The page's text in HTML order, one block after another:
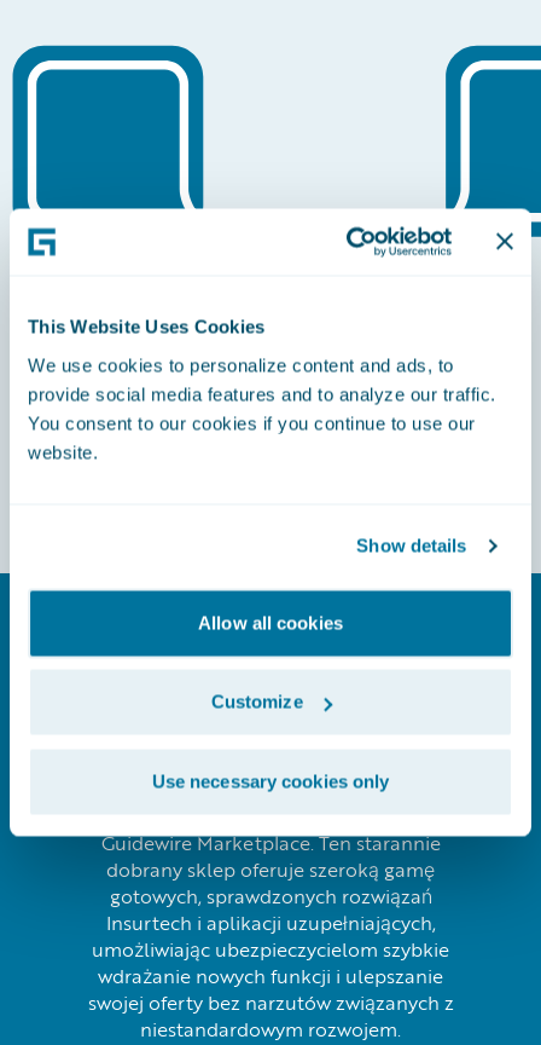
This Website Uses Cookies
We use cookies to personalize content and ads, to
provide social media features and to analyze our traffic.
You consent to our cookies if you continue to use our
website.
Show details
Allow all cookies
Customize
Use necessary cookies only
Application Marketplace
Rozszerz funkcjonalność swojego
systemu i przyspiesz innowacje dzięki
Guidewire Marketplace. Ten starannie
dobrany sklep oferuje szeroką gamę
gotowych, sprawdzonych rozwiązań
Insurtech i aplikacji uzupełniających,
umożliwiając ubezpieczycielom szybkie
wdrażanie nowych funkcji i ulepszanie
swojej oferty bez narzutów związanych z
niestandardowym rozwojem.